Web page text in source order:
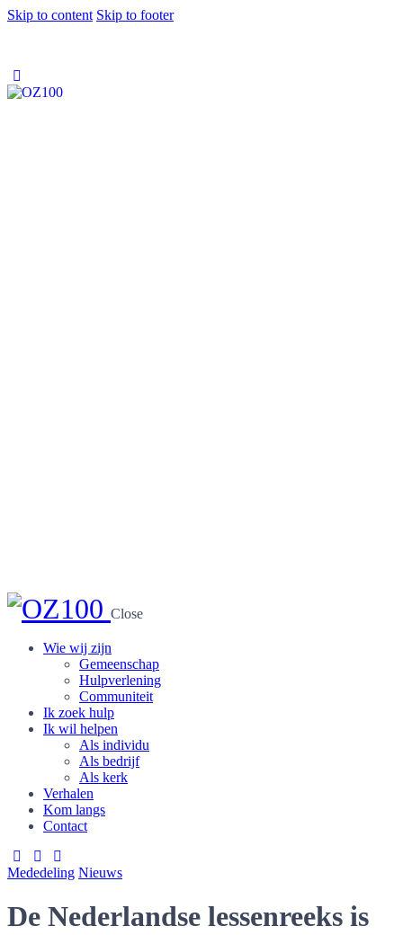
Skip to content Skip to footer
Close
Wie wij zijn
Gemeenschap
Hulpverlening
Communiteit
Ik zoek hulp
Ik wil helpen
Als individu
Als bedrijf
Als kerk
Verhalen
Kom langs
Contact
Mededeling Nieuws
De Nederlandse lessenreeks is